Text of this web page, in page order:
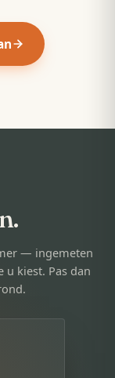
— ingemeten
u kiest. Pas dan